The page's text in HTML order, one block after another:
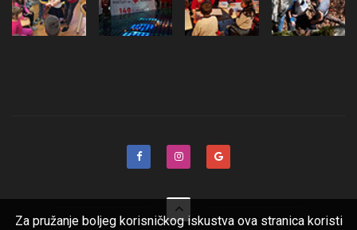
Za pružanje boljeg korisničkog iskustva ova stranica koristi